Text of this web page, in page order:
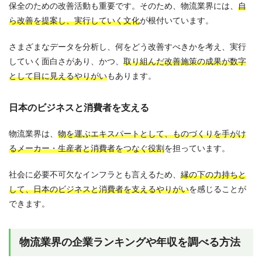
保全のための改善活動も重要です。そのため、物流業界には、 自
ら改善を提案し、実行していく文化が根付いています。
さまざまなデータを分析し、何をどう改善すべきかを考え、実行
していく面白さがあり、かつ、 取り組んだ改善施策の成果が数字
として目に見えるやりがいもあります。
日本のビジネスと消費者を支える
物流業界は、 物を運ぶエキスパートとして、ものづくりを手がけ
るメーカー・生産者と消費者をつなぐ役割を担っています。
社会に必要不可欠なインフラとも言えるため、 縁の下の力持ちと
して、日本のビジネスと消費者を支えるやりがいを感じることが
できます。
物流業界の企業ランキングや年収を調べる方法